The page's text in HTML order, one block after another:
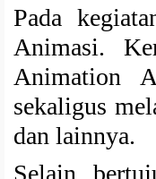
Pada
Animasi.
Animation
sekaligus
dan lainnya.
Selain